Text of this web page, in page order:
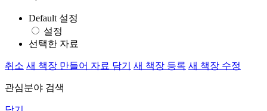
Default 설정
설정
선택한 자료
취소 새 책장 만들어 자료 담기 새 책장 등록 새 책장 수정
관심분야 검색